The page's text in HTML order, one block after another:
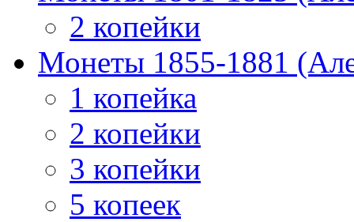
2 копейки
Монеты 1855-1881
1 копейка
2 копейки
3 копейки
5 копеек